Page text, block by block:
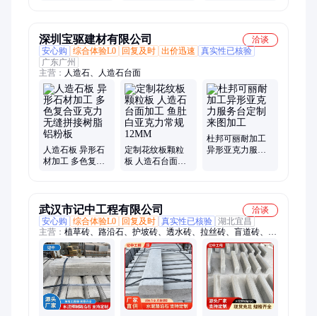
深圳宝驱建材有限公司
洽谈
安心购
综合体验L0 回复及时 出价迅速
真实性已核验
广东广州
主营： 人造石、人造石台面
人造石板 异形石
材加工 多色复合
定制花纹板颗粒
板 人造石台面加
杜邦可丽耐加工
异形亚克力服务
武汉市记中工程有限公司
洽谈
安心购
综合体验L0 回复及时 真实性已核验 湖北宜昌
主营： 植草砖、路沿石、护坡砖、透水砖、拉丝砖、盲道砖、树
围石、干垒挡土砖、连锁护坡砖、六角块、仿石透水砖、石英砂
透水砖、草坪砖、水泥路沿石、陶瓷透水砖、工字护坡砖、六角
护坡砖、砂基透水砖、井字植草砖、八字植草砖